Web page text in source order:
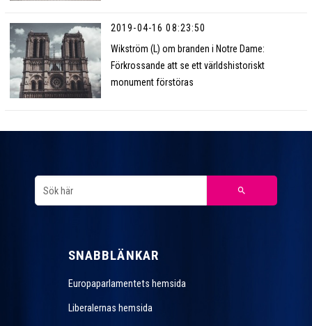
2019-04-16 08:23:50
Wikström (L) om branden i Notre Dame:
Förkrossande att se ett världshistoriskt
monument förstöras
SNABBLÄNKAR
Europaparlamentets hemsida
Liberalernas hemsida